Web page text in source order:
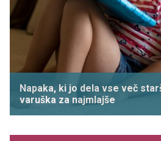
Napaka, ki jo dela vse več
varuška za najmlajše